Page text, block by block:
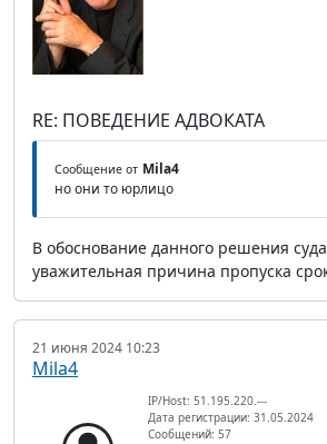
RE: ПОВЕДЕНИЕ АДВОКАТА
Сообщение от Mila4
но они то юрлицо
В обоснование данного решения
уважительная причина пропуска
21 июня 2024 10:23
Mila4
IP/Host: 51.195.220.---
Дата регистрации: 31.05.2024
Сообщений: 57